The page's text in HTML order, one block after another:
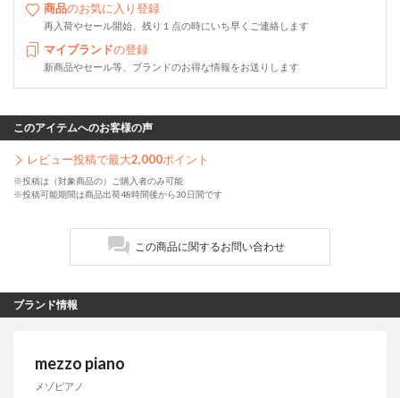
商品のお気に入り登録
再入荷やセール開始、残り１点の時にいち早くご連絡します
マイブランドの登録
新商品やセール等、ブランドのお得な情報をお送りします
このアイテムへのお客様の声
レビュー投稿で最大2,000ポイント
※投稿は（対象商品の）ご購入者のみ可能
※投稿可能期間は商品出荷48時間後から30日間です
この商品に関するお問い合わせ
ブランド情報
mezzo piano
メゾピアノ